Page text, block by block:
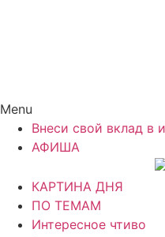
Menu
Внеси свой вклад в
АФИША
КАРТИНА ДНЯ
ПО ТЕМАМ
Интересное чтиво